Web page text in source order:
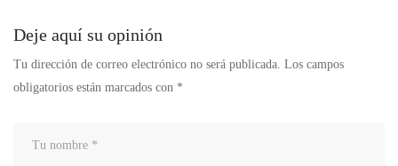
Deje aquí su opinión
Tu dirección de correo electrónico no será publicada. Los campos
obligatorios están marcados con *